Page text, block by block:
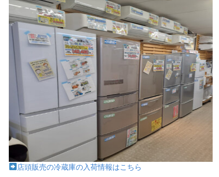
店頭販売の冷蔵庫の入荷情報はこちら